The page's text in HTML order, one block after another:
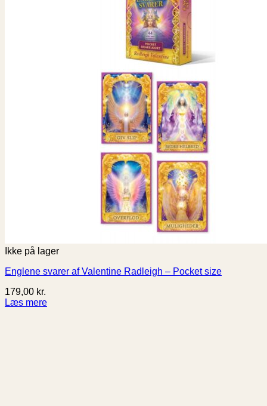
Ikke på lager
Englene svarer af Valentine Radleigh – Pocket size
179,00 kr.
Læs mere